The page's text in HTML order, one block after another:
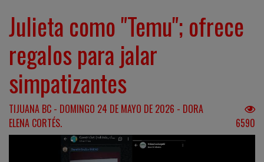
Julieta como "Temu"; ofrece
regalos para jalar
simpatizantes
TIJUANA BC - DOMINGO 24 DE MAYO DE 2026 - DORA
ELENA CORTÉS.
6590